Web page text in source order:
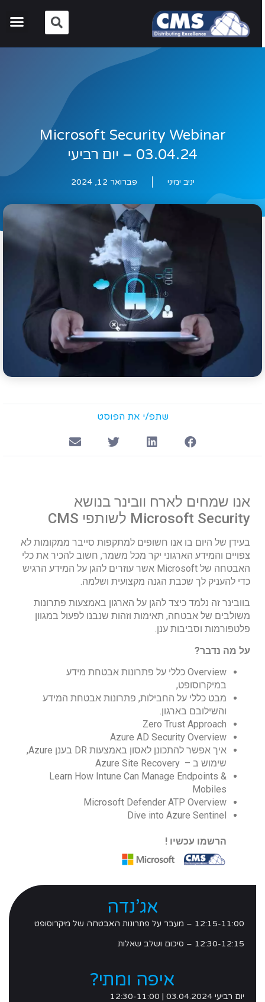
Microsoft Security Webinar
03.04.24 – יום רביעי
יניב ימיני פברואר 12, 2024
שתפ/י את הפוסט
אנו שמחים לארח וובינר בנושא
Microsoft Security לשותפי CMS
בעידן של היום בו אנו חשופים למתקפות סייבר ממקומות לא
צפויים והמידע הארגוני יקר מכל משמר, חשוב להכיר את כלי
האבטחה של Microsoft אשר עוזרים להגן על המידע הרגיש
כדי להעניק לך שכבת הגנה מקצועית ושלמה.
בוובינר זה נלמד כיצד להגן על הארגון באמצעות פתרונות
משולבים של אבטחה, תאימות וזהות שנבנו לפעול במגוון
פלטפורמות וסביבות ענן.
על מה נדבר?
Overview כללי על פתרונות אבטחת מידע
במיקרוסופט,
מבט כללי על החבילות, פתרונות אבטחת המידע
והשילובם בארגון.
Zero Trust Approach
Azure AD Security Overview
איך אפשר להתכונן לאסון באמצעות DR בענן Azure,
שימוש ב – Azure Site Recovery
Learn How Intune Can Manage Endpoints &
Mobiles
Microsoft Defender ATP Overview
Dive into Azure Sentinel
הרשמו עכשיו !
אג’נדה
12:15-11:00 – מעבר על פתרונות האבטחה של מיקרוסופט
12:30-12:15 – סיכום ושלב שאלות
איפה ומתי?
יום רביעי 03.04.2024 | 12:30-11:00